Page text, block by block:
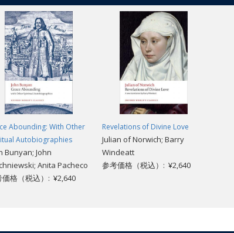
Abounding: With Other
Autobiographies
Bunyan; John
Anita Pacheco
価格（税込）: ¥2,640
Revelations of Divine Love
Julian of Norwich; Barry
Windeatt
参考価格（税込）: ¥2,640